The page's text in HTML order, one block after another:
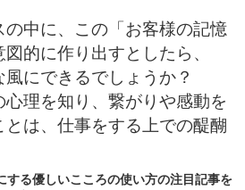
中に、この「お客様の記憶
的に作り出すとしたら、
風にできるでしょうか？
理を知り、繋がりや感動を
は、仕事をする上での醍醐
する優しいこころの使い方の注目記事を